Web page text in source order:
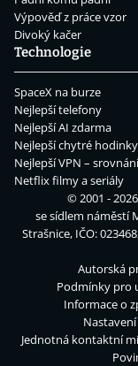
Výpověď z práce vzor
Divoký kačer
Technologie
SpaceX na burze
Nejlepší telefony
Nejlepší AI zdarma
Nejlepší chytré hodinky
Nejlepší VPN – srovnání
Netflix filmy a seriály
© 2001 -
se sídlem náměstí
Strašnice, IČO:
Autorská
Podmínky pro
Informace o
Jednotná kontaktní